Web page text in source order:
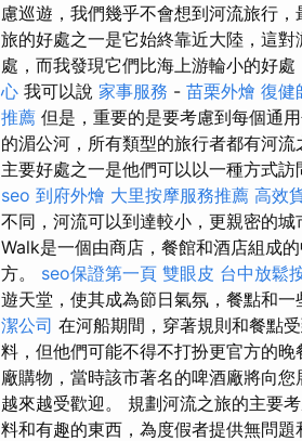
慮巡遊，我們幾乎不會想到河流旅行
旅的好處之一是它始終靠近大陸，這對
處，而我發現它們比海上游輪小的好
心 我可以說 家事服務 - 苗栗外燴 復健
推薦 但是，重要的是要考慮到每個通
的湄公河，所有類型的旅行者都有河流
主要好處之一是他們可以以一種方式訪
seo 到府外燴 大里按摩服務推薦 高效
不同，河流可以到達較小，更親密的
Walk是一個由商店，餐館和酒店組成
方。 seo保證第一頁 雙眼皮 台中放鬆
遊天堂，使其成為節日氣氛，餐點和一
潔公司 在河船期間，穿著規則和餐點
料，但他們可能不得不打扮更官方的晚
廠購物，當時該市著名的啤酒廠將向
越來越受歡迎。 規劃河流之旅的主要
料和有趣的東西，為度假者提供無問